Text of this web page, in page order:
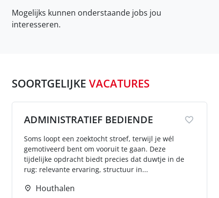
Mogelijks kunnen onderstaande jobs jou
interesseren.
SOORTGELIJKE VACATURES
ADMINISTRATIEF BEDIENDE
Soms loopt een zoektocht stroef, terwijl je wél
gemotiveerd bent om vooruit te gaan. Deze
tijdelijke opdracht biedt precies dat duwtje in de
rug: relevante ervaring, structuur in...
Houthalen